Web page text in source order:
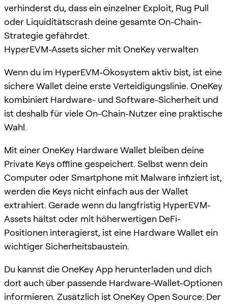
verhinderst du, dass ein einzelner Exploit, Rug Pull
oder Liquiditätscrash deine gesamte On-Chain-
Strategie gefährdet.
HyperEVM-Assets sicher mit OneKey verwalten
Wenn du im HyperEVM-Ökosystem aktiv bist, ist eine
sichere Wallet deine erste Verteidigungslinie. OneKey
kombiniert Hardware- und Software-Sicherheit und
ist deshalb für viele On-Chain-Nutzer eine praktische
Wahl.
Mit einer OneKey Hardware Wallet bleiben deine
Private Keys offline gespeichert. Selbst wenn dein
Computer oder Smartphone mit Malware infiziert ist,
werden die Keys nicht einfach aus der Wallet
extrahiert. Gerade wenn du langfristig HyperEVM-
Assets hältst oder mit höherwertigen DeFi-
Positionen interagierst, ist eine Hardware Wallet ein
wichtiger Sicherheitsbaustein.
Du kannst die OneKey App herunterladen und dich
dort auch über passende Hardware-Wallet-Optionen
informieren. Zusätzlich ist OneKey Open Source: Der